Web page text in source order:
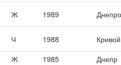
Ж 1989
Ч 1988
Ж 1985
Днепр